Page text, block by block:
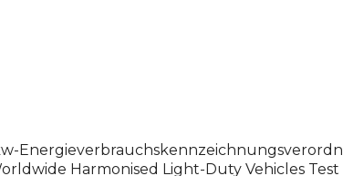
Harmonised Light-Duty Vehicles